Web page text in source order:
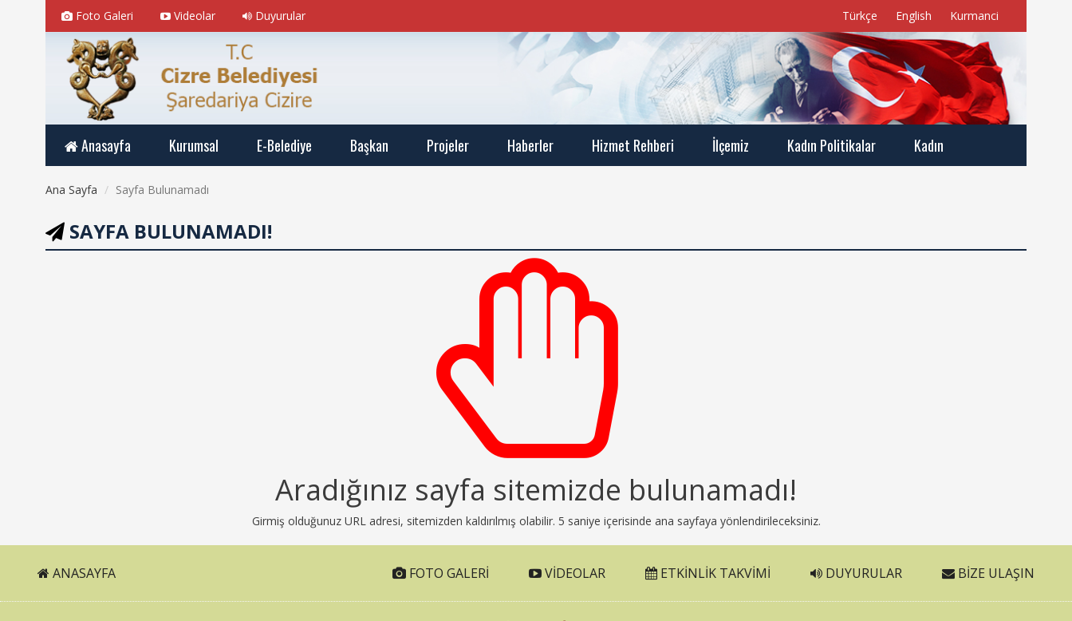
Foto Galeri Videolar Duyurular Türkçe English Kurmanci
Anasayfa Kurumsal E-Belediye Başkan Projeler Haberler Hizmet Rehberi İlçemiz Kadın Politikalar Kadın
Ana Sayfa Sayfa Bulunamadı
SAYFA BULUNAMADI!
Aradığınız sayfa sitemizde bulunamadı!
Girmiş olduğunuz URL adresi, sitemizden kaldırılmış olabilir. 5 saniye içerisinde ana sayfaya yönlendirileceksiniz.
ANASAYFA BIZE ULAŞIN
DUYURULAR
ETKINLIK TAKVIMI
VIDEOLAR
FOTO GALERI